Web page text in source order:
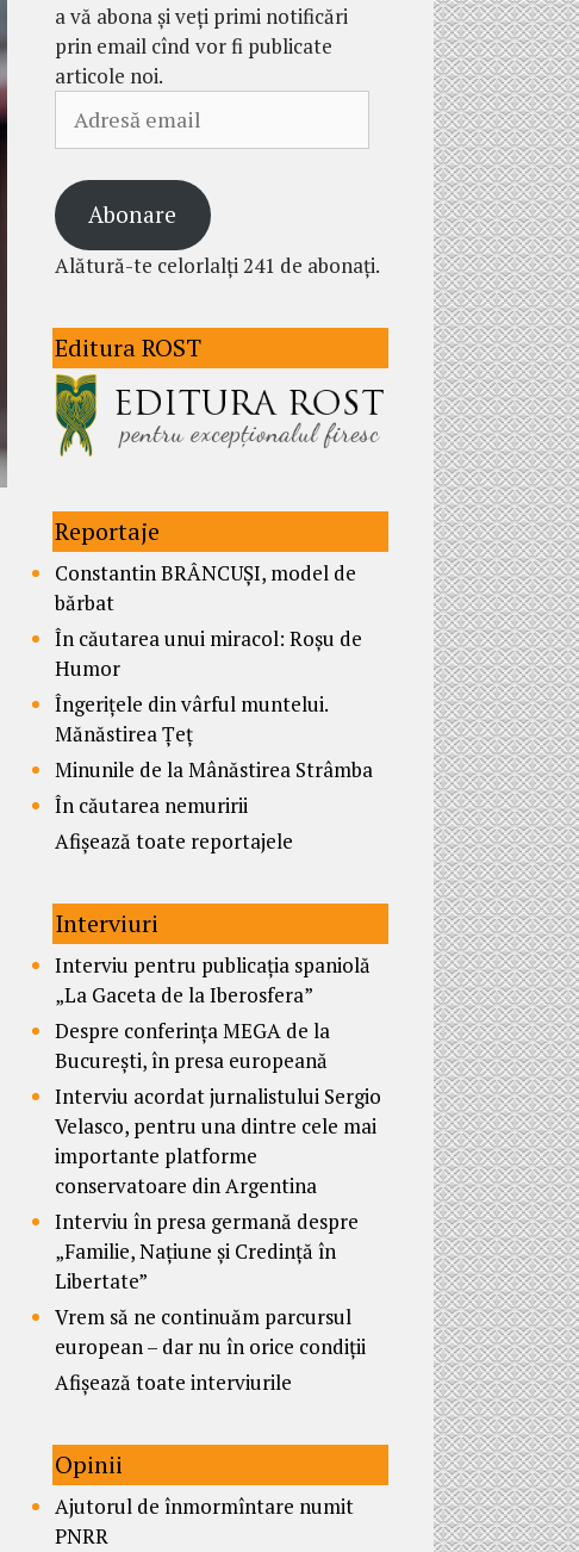
a vă abona și veți primi notificări
prin email cînd vor fi publicate
articole noi.
email
Abonare
Alătură-te celorlalți 241 de abonați.
Editura ROST
Reportaje
Constantin BRÂNCUȘI, model de
bărbat
În căutarea unui miracol: Roșu de
Humor
Îngerițele din vârful muntelui.
Mănăstirea Țeț
Minunile de la Mânăstirea Strâmba
În căutarea nemuririi
Afișează toate reportajele
Interviuri
Interviu pentru publicația spaniolă
„La Gaceta de la Iberosfera”
Despre conferința MEGA de la
București, în presa europeană
Interviu acordat jurnalistului Sergio
Velasco, pentru una dintre cele mai
importante platforme
conservatoare din Argentina
Interviu în presa germană despre
„Familie, Națiune și Credință în
Libertate”
Vrem să ne continuăm parcursul
european – dar nu în orice condiții
Afișează toate interviurile
Opinii
Ajutorul de înmormîntare numit
PNRR